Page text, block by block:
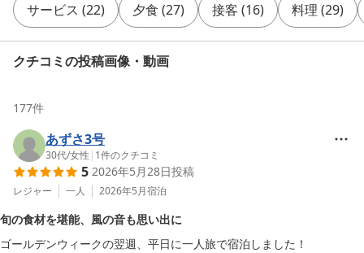
サービス (22) 夕食 (27) 接客 (16) 料理 (29)
クチコミの投稿画像・動画
177件
あずさ3号
30代/女性 | 1件のクチコミ
5 2026年5月28日投稿
レジャー 一人 2026年5月宿泊
旬の食材を堪能、風の音も思い出に
ゴールデンウィークの翌週、平日に一人旅で宿泊しました！